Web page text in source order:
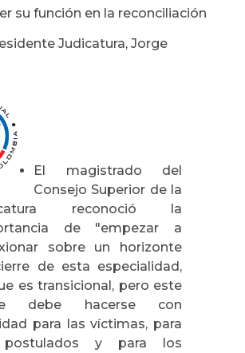
su función en la reconciliación
Judicatura, Jorge
El magistrado del
Consejo Superior de la
reconoció la
de "empezar a
sobre un horizonte
de esta especialidad,
es transicional, pero este
debe hacerse con
para las víctimas, para
y para los